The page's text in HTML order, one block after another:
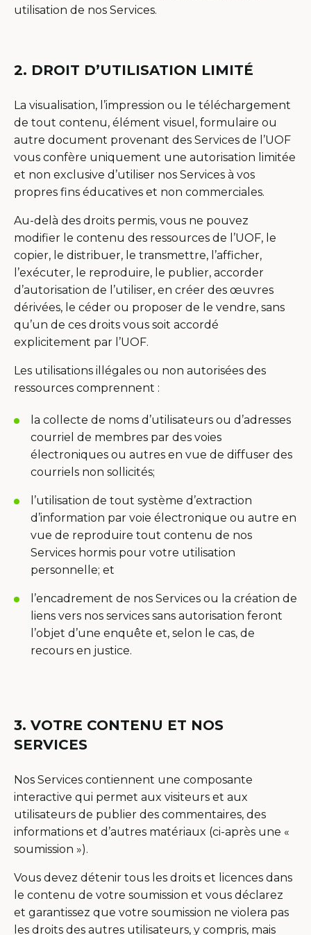
utilisation de nos Services.
2. DROIT D’UTILISATION LIMITÉ
La visualisation, l’impression ou le téléchargement
de tout contenu, élément visuel, formulaire ou
autre document provenant des Services de l’UOF
vous confère uniquement une autorisation limitée
et non exclusive d’utiliser nos Services à vos
propres fins éducatives et non commerciales.
Au-delà des droits permis, vous ne pouvez
modifier le contenu des ressources de l’UOF, le
copier, le distribuer, le transmettre, l’afficher,
l’exécuter, le reproduire, le publier, accorder
d’autorisation de l’utiliser, en créer des œuvres
dérivées, le céder ou proposer de le vendre, sans
qu’un de ces droits vous soit accordé
explicitement par l’UOF.
Les utilisations illégales ou non autorisées des
ressources comprennent :
la collecte de noms d’utilisateurs ou d’adresses
courriel de membres par des voies
électroniques ou autres en vue de diffuser des
courriels non sollicités;
l’utilisation de tout système d’extraction
d’information par voie électronique ou autre en
vue de reproduire tout contenu de nos
Services hormis pour votre utilisation
personnelle; et
l’encadrement de nos Services ou la création de
liens vers nos services sans autorisation feront
l’objet d’une enquête et, selon le cas, de
recours en justice.
3. VOTRE CONTENU ET NOS
SERVICES
Nos Services contiennent une composante
interactive qui permet aux visiteurs et aux
utilisateurs de publier des commentaires, des
informations et d’autres matériaux (ci-après une «
soumission »).
Vous devez détenir tous les droits et licences dans
le contenu de votre soumission et vous déclarez
et garantissez que votre soumission ne violera pas
les droits des autres utilisateurs, y compris, mais